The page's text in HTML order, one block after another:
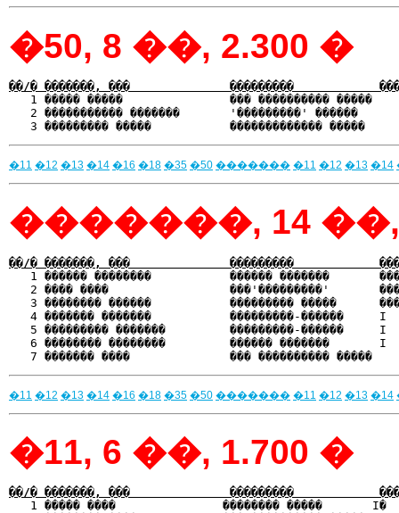
�50, 8 ��, 2.300 �
��/� �������, ���              ���������            ����
1 ����� �����               ��� ���������� �����
2 ����������� �������       '���������' ������
�11 �12 �13 �14 �16 �18 �35 �50 ������� �11 �12 �13 �14
�������, 14 ��,
��/� �������, ���              ���������            ����
1 ������ ��������           ������ �������
2 ���� ����                 ���'���������'
3 �������� ������           ��������� �����
4 ������� �������           ���������-������
5 ��������� �������         ���������-������
6 �������� ��������         ������ �������
�11 �12 �13 �14 �16 �18 �35 �50 ������� �11 �12 �13 �14
�11, 6 ��, 1.700 �
��/� �������, ���              ���������            ����
1 ����� ����               �������� �����       I�